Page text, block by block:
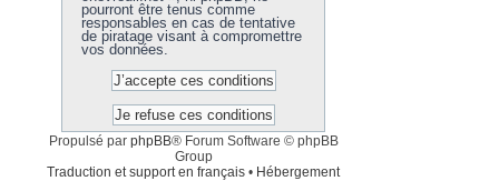
pourront être tenus comme
responsables en cas de tentative
de piratage visant à compromettre
vos données.
Propulsé par phpBB® Forum Software © phpBB
Group
Traduction et support en français • Hébergement